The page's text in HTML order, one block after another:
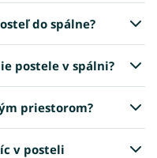
do spálne?
postele v spálni?
priestorom?
v posteli